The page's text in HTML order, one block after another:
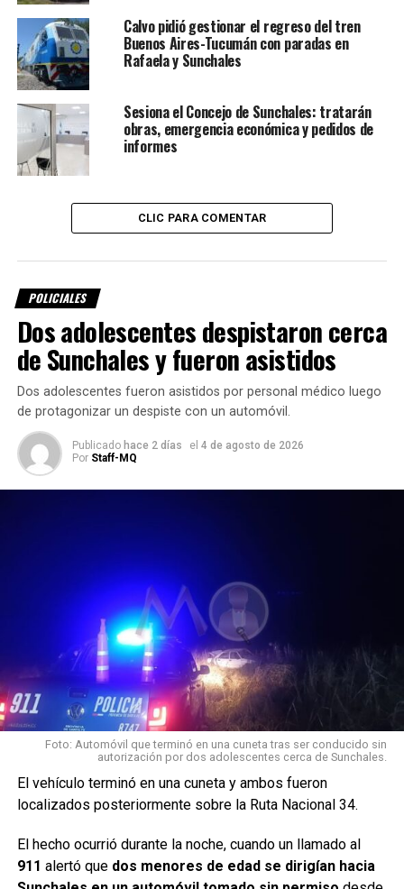
Además del robo, los delincuentes ocasionaron
importantes daños materiales en la estructura durante el
ingreso.
El hecho habría ocurrido durante el
domingo
Las primeras versiones indican que el episodio habría
ocurrido durante la jornada del domingo, en medio de las
lluvias y las malas condiciones climáticas que afectaron a
Sunchales durante gran parte de la mañana. El carribar
para que se
adelante
pero fue
suspendido
por las
lluvias del finde semana.
Calvo pidió gestionar el regreso del tren
Buenos Aires-Tucumán con paradas en
Rafaela y Sunchales
Sesiona el Concejo de Sunchales: tratarán
obras, emergencia económica y pedidos de
informes
CLIC PARA COMENTAR
POLICIALES
Dos adolescentes despistaron cerca
de Sunchales y fueron asistidos
Dos adolescentes fueron asistidos por personal médico luego
de protagonizar un despiste con un automóvil.
Publicado hace 2 días el 4 de agosto de 2026
Por Staff-MQ
Foto: Automóvil que terminó en una cuneta tras ser conducido sin
autorización por dos adolescentes cerca de Sunchales.
El vehículo terminó en una cuneta y ambos fueron
localizados posteriormente sobre la Ruta Nacional 34.
El hecho ocurrió durante la noche, cuando un llamado al
911 alertó que dos menores de edad se dirigían hacia